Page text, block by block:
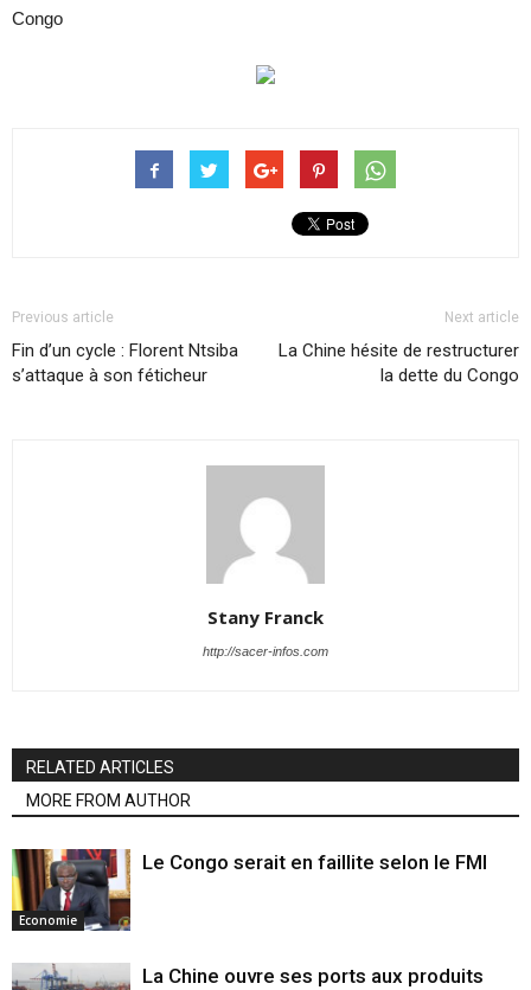
Congo
Previous article
Fin d’un cycle : Florent Ntsiba
s’attaque à son féticheur
Next article
La Chine hésite de restructurer
la dette du Congo
Stany Franck
http://sacer-infos.com
RELATED ARTICLES
MORE FROM AUTHOR
Economie
Le Congo serait en faillite selon le FMI
La Chine ouvre ses ports aux produits